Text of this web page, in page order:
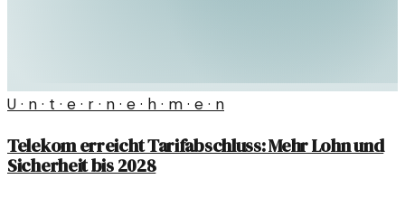
U · n · t · e · r · n · e · h · m · e · n
Telekom erreicht Tarifabschluss: Mehr Lohn und
Sicherheit bis 2028